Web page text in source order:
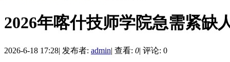
2026年喀什技师学院急需紧缺
2026-6-18 17:28| 发布者: admin| 查看: 0| 评论: 0